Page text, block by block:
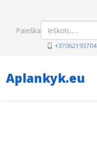
Paieška
+37062193704
Aplankyk.eu